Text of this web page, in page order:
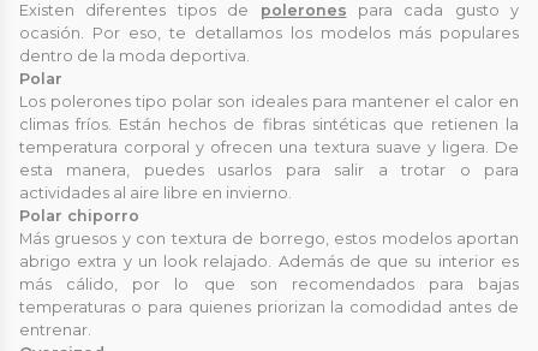
Existen diferentes tipos de polerones para cada gusto y
ocasión. Por eso, te detallamos los modelos más populares
dentro de la moda deportiva.
Polar
Los polerones tipo polar son ideales para mantener el calor en
climas fríos. Están hechos de fibras sintéticas que retienen la
temperatura corporal y ofrecen una textura suave y ligera. De
esta manera, puedes usarlos para salir a trotar o para
actividades al aire libre en invierno.
Polar chiporro
Más gruesos y con textura de borrego, estos modelos aportan
abrigo extra y un look relajado. Además de que su interior es
más cálido, por lo que son recomendados para bajas
temperaturas o para quienes priorizan la comodidad antes de
entrenar.